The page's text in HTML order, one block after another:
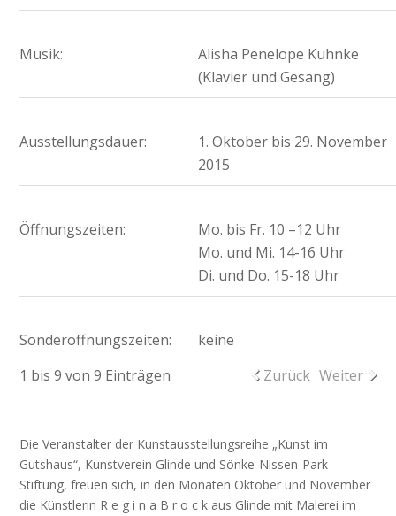
Musik:
Alisha Penelope Kuhnke
(Klavier und Gesang)
Ausstellungsdauer:
1. Oktober bis 29. November
2015
Öffnungszeiten:
Mo. bis Fr. 10 –12 Uhr
Mo. und Mi. 14-16 Uhr
Di. und Do. 15-18 Uhr
Sonderöffnungszeiten:
keine
1 bis 9 von 9 Einträgen
Zurück Weiter
Die Veranstalter der Kunstausstellungsreihe „Kunst im
Gutshaus“, Kunstverein Glinde und Sönke-Nissen-Park-
Stiftung, freuen sich, in den Monaten Oktober und November
die Künstlerin R e g i n a B r o c k aus Glinde mit Malerei im